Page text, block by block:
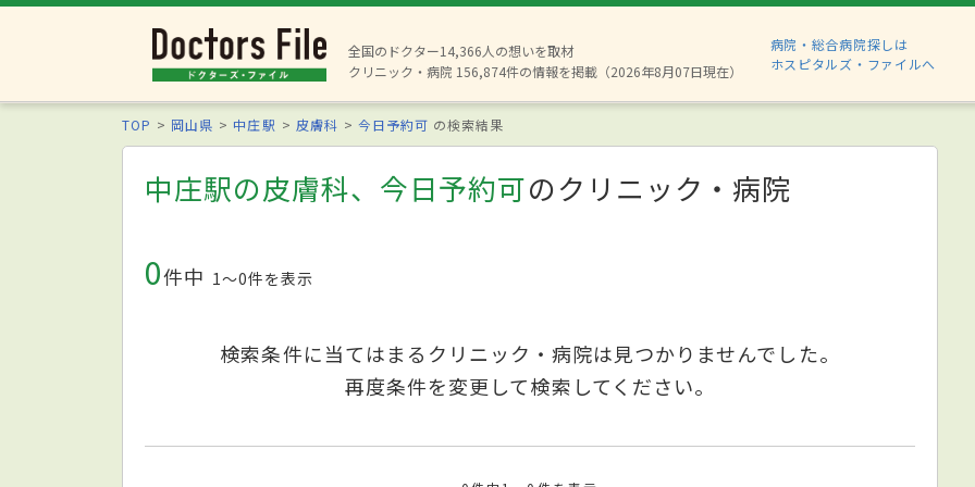
全国のドクター14,366人の想いを取材
クリニック・病院 156,874件の情報を掲載（2026年8月07日現在）
病院・総合病院探しは
ホスピタルズ・ファイルへ
TOP 岡山県 中庄駅 皮膚科 今日予約可 の検索結果
中庄駅の皮膚科、今日予約可のクリニック・病院
0件中 1〜0件を表示
検索条件に当てはまるクリニック・病院は見つかりませんでした。
再度条件を変更して検索してください。